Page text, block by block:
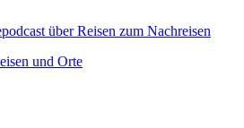
über Reisen zum Nachreisen
und Orte